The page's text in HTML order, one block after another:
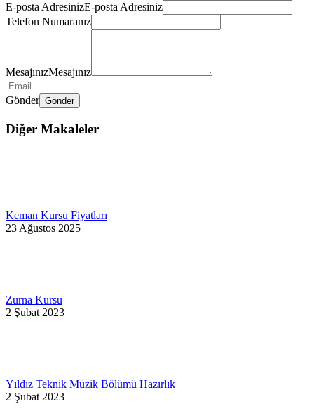
E-posta AdresinizE-posta Adresiniz
Telefon Numaranız
MesajınızMesajınız
Gönder Gönder
Diğer Makaleler
Keman Kursu Fiyatları
23 Ağustos 2025
Zurna Kursu
2 Şubat 2023
Yıldız Teknik Müzik Bölümü Hazırlık
2 Şubat 2023